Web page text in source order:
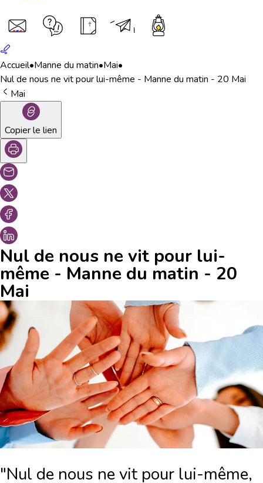
Accueil•Manne du matin•Mai•
Nul de nous ne vit pour lui-même - Manne du matin - 20 Mai
Mai
Copier le lien
Nul de nous ne vit pour lui-
même - Manne du matin - 20
Mai
"Nul de nous ne vit pour lui-même,